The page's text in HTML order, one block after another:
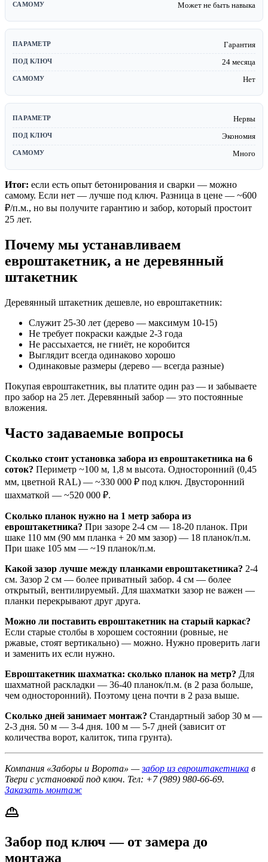
Может не быть навыка
Гарантия
24 месяца
Нет
Нервы
Экономия
Много
Итог: если есть опыт бетонирования и сварки — можно
самому. Если нет — лучше под ключ. Разница в цене — ~600
₽/п.м., но вы получите гарантию и забор, который простоит
25 лет.
Почему мы устанавливаем
евроштакетник, а не деревянный
штакетник
Деревянный штакетник дешевле, но евроштакетник:
Служит 25-30 лет (дерево — максимум 10-15)
Не требует покраски каждые 2-3 года
Не рассыхается, не гниёт, не коробится
Выглядит всегда одинаково хорошо
Одинаковые размеры (дерево — всегда разные)
Покупая евроштакетник, вы платите один раз — и забываете
про забор на 25 лет. Деревянный забор — это постоянные
вложения.
Часто задаваемые вопросы
Сколько стоит установка забора из евроштакетника на 6
соток? Периметр ~100 м, 1,8 м высота. Односторонний (0,45
мм, цветной RAL) — ~330 000 ₽ под ключ. Двусторонний
шахматкой — ~520 000 ₽.
Сколько планок нужно на 1 метр забора из
евроштакетника? При зазоре 2-4 см — 18-20 планок. При
шаке 110 мм (90 мм планка + 20 мм зазор) — 18 планок/п.м.
При шаке 105 мм — ~19 планок/п.м.
Какой зазор лучше между планками евроштакетника? 2-4
см. Зазор 2 см — более приватный забор. 4 см — более
открытый, вентилируемый. Для шахматки зазор не важен —
планки перекрывают друг друга.
Можно ли поставить евроштакетник на старый каркас?
Если старые столбы в хорошем состоянии (ровные, не
ржавые, стоят вертикально) — можно. Нужно проверить лаги
и заменить их если нужно.
Евроштакетник шахматка: сколько планок на метр? Для
шахматной раскладки — 36-40 планок/п.м. (в 2 раза больше,
чем односторонний). Поэтому цена почти в 2 раза выше.
Сколько дней занимает монтаж? Стандартный забор 30 м —
2-3 дня. 50 м — 3-4 дня. 100 м — 5-7 дней (зависит от
количества ворот, калиток, типа грунта).
Компания «Заборы и Ворота» —забор из евроштакетника в
Твери с установкой под ключ. Тел: +7 (989) 980-66-69.
Заказать монтаж
Забор под ключ — от замера до
монтажа